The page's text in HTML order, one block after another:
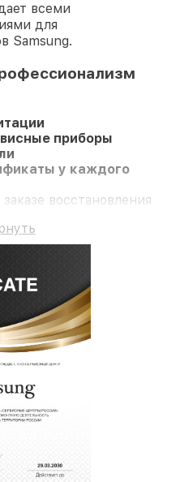
всеми
для
Samsung.
приборы
у каждого
восстановления
гарантию до 3 лет.